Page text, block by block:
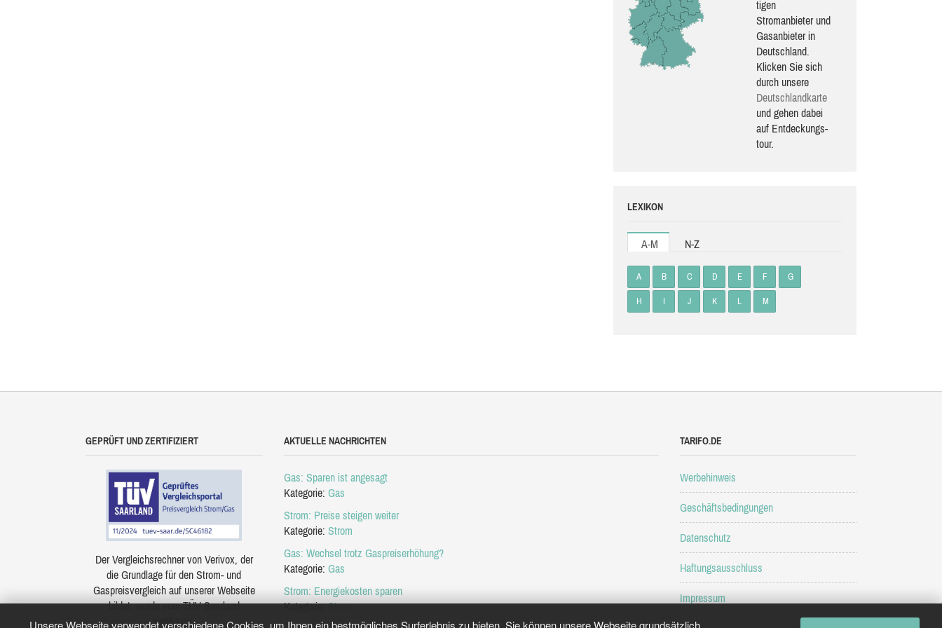
Unsere Webseite verwendet verschiedene Cookies, um Ihnen ein bestmögliches Surferlebnis zu bieten. Sie können unsere Webseite grundsätzlich
ti­gen
Stromanbieter und
Gasanbieter in
Deutschland.
Klicken Sie sich
durch unsere
Deutsch­land­karte
und gehen dabei
auf Ent­de­ckungs­
tour.
LEXIKON
A-M N-Z
A B C D E F G
H I J K L M
GEPRÜFT UND ZERTIFIZIERT
Der Vergleichsrechner von Verivox, der
die Grundlage für den Strom- und
Gaspreisvergleich auf unserer Webseite
bildet, wurde vom TÜV Saarland
zertifiziert.
AKTUELLE NACHRICHTEN
Gas: Sparen ist angesagt
Kategorie: Gas
Strom: Preise steigen weiter
Kategorie: Strom
Gas: Wechsel trotz Gaspreiserhöhung?
Kategorie: Gas
Strom: Energiekosten sparen
Kategorie:Strom
TARIFO.DE
Werbehinweis
Geschäftsbedingungen
Datenschutz
Haftungsausschluss
Impressum